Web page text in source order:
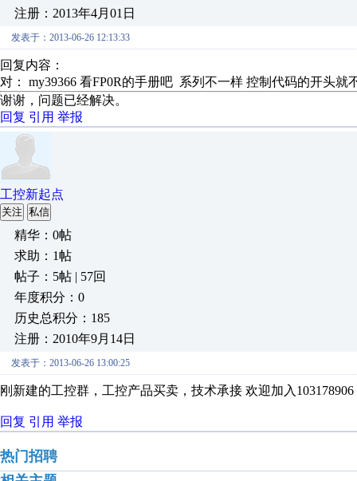
注册：2013年4月01日
发表于：2013-06-26 12:13:33
回复内容：
对： my39366 看FP0R的手册吧 系列不一样 控制代码的开头就
谢谢，问题已经解决。
回复 引用 举报
工控新起点
关注 私信
精华：0帖
求助：1帖
帖子：5帖 | 57回
年度积分：0
历史总积分：185
注册：2010年9月14日
发表于：2013-06-26 13:00:25
刚新建的工控群，工控产品买卖，技术承接 欢迎加入
回复 引用 举报
热门招聘